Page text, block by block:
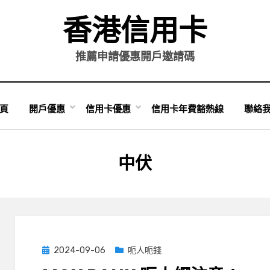
香港信用卡
推薦申請優惠開戶邀請碼
開戶優惠 信用卡優惠 信用卡年費豁熱線 聯絡
標籤
:
中伏
Posted
2024-09-06 呃人呃錢